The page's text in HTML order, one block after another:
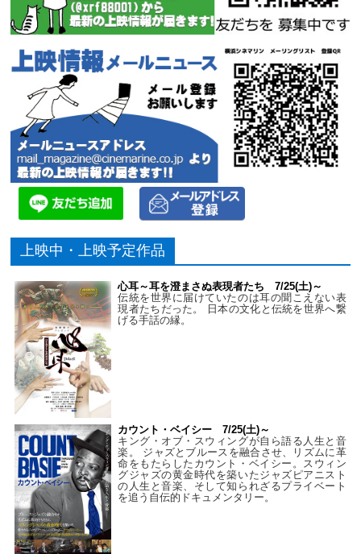
上映中・上映予定作品
心耳～耳を澄まさぬ表現者たち 7/25(土)～
伝統を世界に届けていたのは耳の聞こえない表
現者たちだった。 日本の文化と伝統を世界へ繋
げる手話の縁。
カウント・ベイシー 7/25(土)～
キング・オブ・スウィングが自ら語る人生と音
楽。 ジャズとブルースを融合させ、リズムに革
命をもたらしたカウント・ベイシー。スウィン
グジャズの黄金時代を築いたジャズピアニスト
の人生と音楽、そして知られざるプライベート
を追う自伝的ドキュメンタリー。